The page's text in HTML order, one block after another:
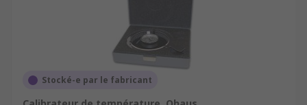
Stocké-e par le fabricant